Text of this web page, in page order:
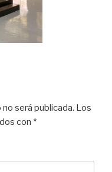
será publicada. Los
con *